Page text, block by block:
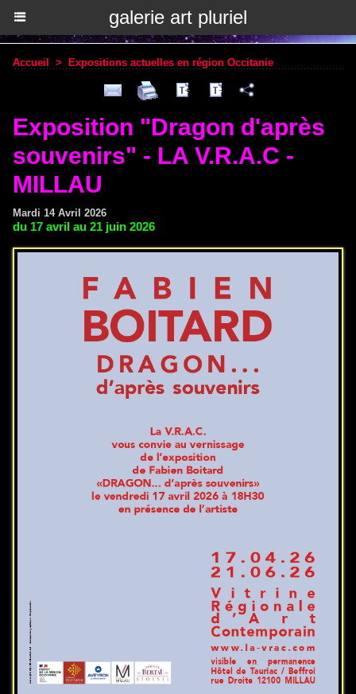
galerie art pluriel
Accueil > Expositions actuelles en région Occitanie
Exposition "Dragon d'après
souvenirs" - LA V.R.A.C -
MILLAU
Mardi 14 Avril 2026
du 17 avril au 21 juin 2026